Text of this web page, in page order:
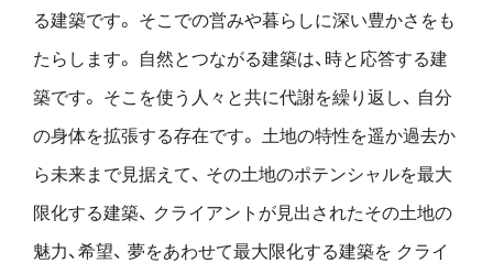
る建築です。 そこでの営みや暮らしに深い豊かさをも
たらします。
自然とつながる建築は、時と応答する建
築です。 そこを使う人々と共に代謝を繰り返し、 自分
の身体を拡張する存在です。 土地の特性を遥か過去か
ら未来まで見据えて、 その土地のポテンシャルを最大
限化する建築、 クライアントが見出されたその土地の
魅力、希望、 夢をあわせて最大限化する建築を クライ